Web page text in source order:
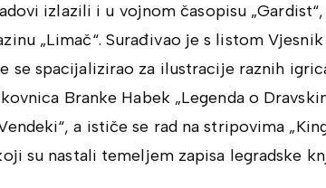
izlazili i u vojnom časopisu
„Limač“. Surađivao je s listom
se spacijalizirao za ilustracije raznih
Branke Habek „Legenda o
a ističe se rad na stripovima
su nastali temeljem zapisa legradske